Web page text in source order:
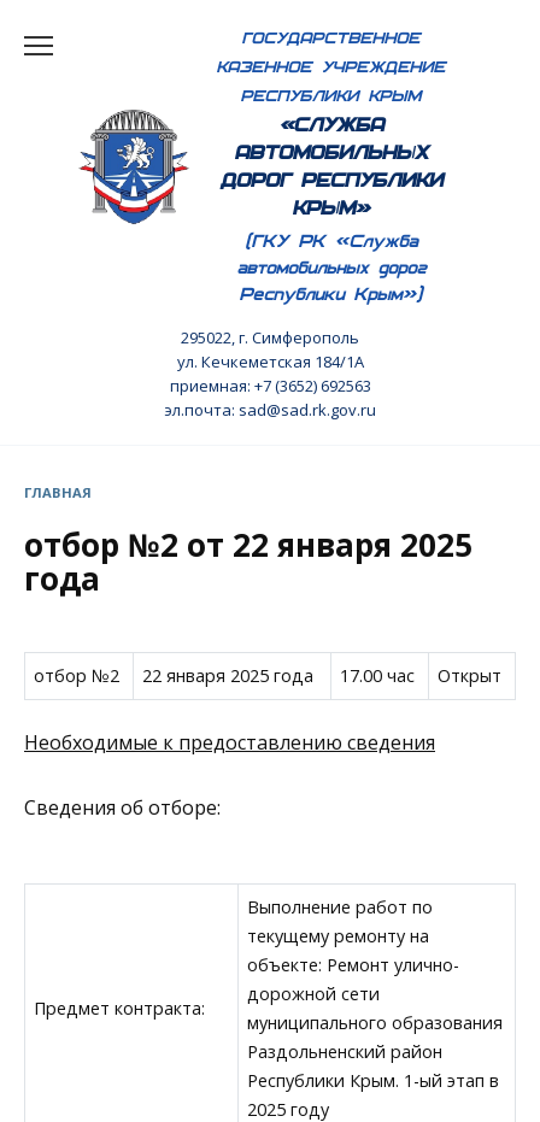
ГОСУДАРСТВЕННОЕ
КАЗЕННОЕ УЧРЕЖДЕНИЕ
РЕСПУБЛИКИ КРЫМ
«СЛУЖБА
АВТОМОБИЛЬНЫХ
ДОРОГ РЕСПУБЛИКИ
КРЫМ»
(ГКУ РК «Служба
автомобильных дорог
Республики Крым»)
295022, г. Симферополь
ул. Кечкеметская 184/1А
приемная: +7 (3652) 692563
эл.почта: sad@sad.rk.gov.ru
ГЛАВНАЯ
отбор №2 от 22 января 2025
года
отбор №2 22 января 2025 года 17.00 час Открыт
Необходимые к предоставлению сведения
Сведения об отборе:
Предмет контракта:
Выполнение работ по
текущему ремонту на
объекте: Ремонт улично-
дорожной сети
муниципального образования
Раздольненский район
Республики Крым. 1-ый этап в
2025 году